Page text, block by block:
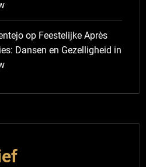
op Feestelijke Après
Dansen en Gezelligheid in